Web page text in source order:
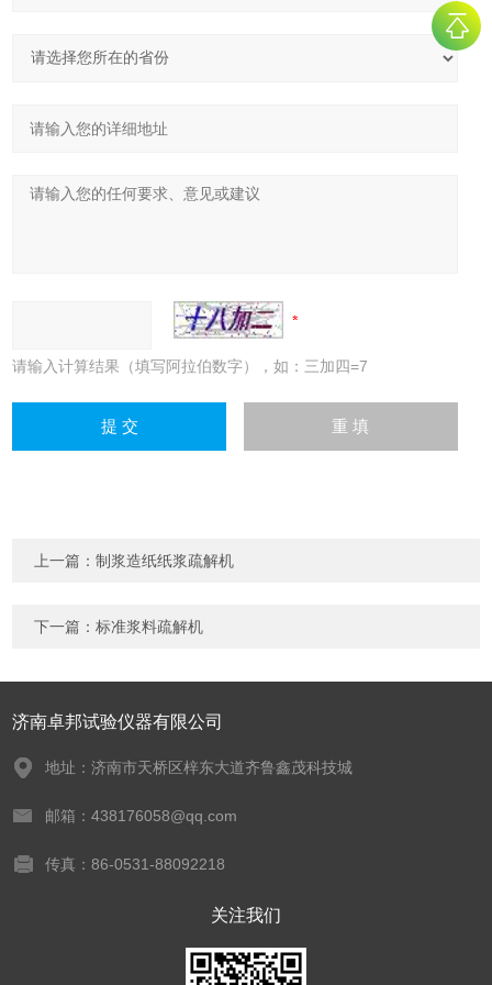
请输入计算结果（填写阿拉伯数字），如：三加四=7
上一篇：制浆造纸纸浆疏解机
下一篇：标准浆料疏解机
济南卓邦试验仪器有限公司
地址：济南市天桥区梓东大道齐鲁鑫茂科技城
邮箱：438176058@qq.com
传真：86-0531-88092218
关注我们